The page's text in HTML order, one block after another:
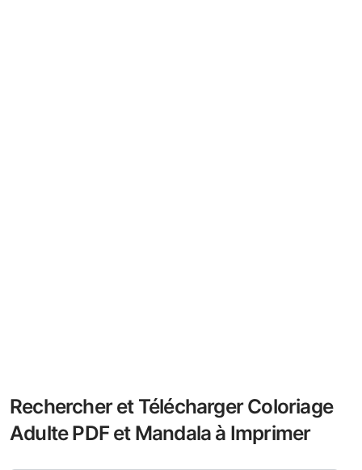
Rechercher et Télécharger Coloriage
Adulte PDF et Mandala à Imprimer